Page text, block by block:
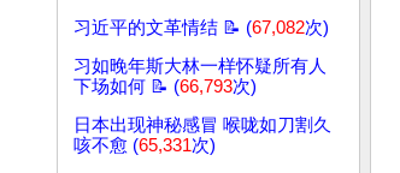
习近平的文革情结 📝 (67,082次)
习如晚年斯大林一样怀疑所有人
下场如何 📝 (66,793次)
日本出现神秘感冒 喉咙如刀割久
咳不愈 (65,331次)